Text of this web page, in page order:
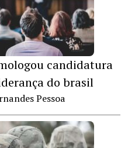
candidatura
do brasil
Pessoa